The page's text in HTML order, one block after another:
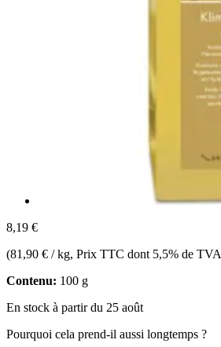
8,19 €
(81,90 € / kg, Prix TTC dont 5,5% de TVA
Contenu: 100 g
En stock à partir du 25 août
Pourquoi cela prend-il aussi longtemps ?